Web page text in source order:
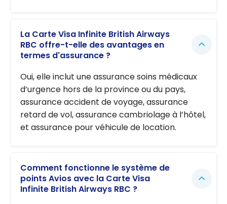
La Carte Visa Infinite British Airways
RBC offre-t-elle des avantages en
termes d'assurance ?
Oui, elle inclut une assurance soins médicaux
d’urgence hors de la province ou du pays,
assurance accident de voyage, assurance
retard de vol, assurance cambriolage à l’hôtel,
et assurance pour véhicule de location.
Comment fonctionne le système de
points Avios avec la Carte Visa
Infinite British Airways RBC ?